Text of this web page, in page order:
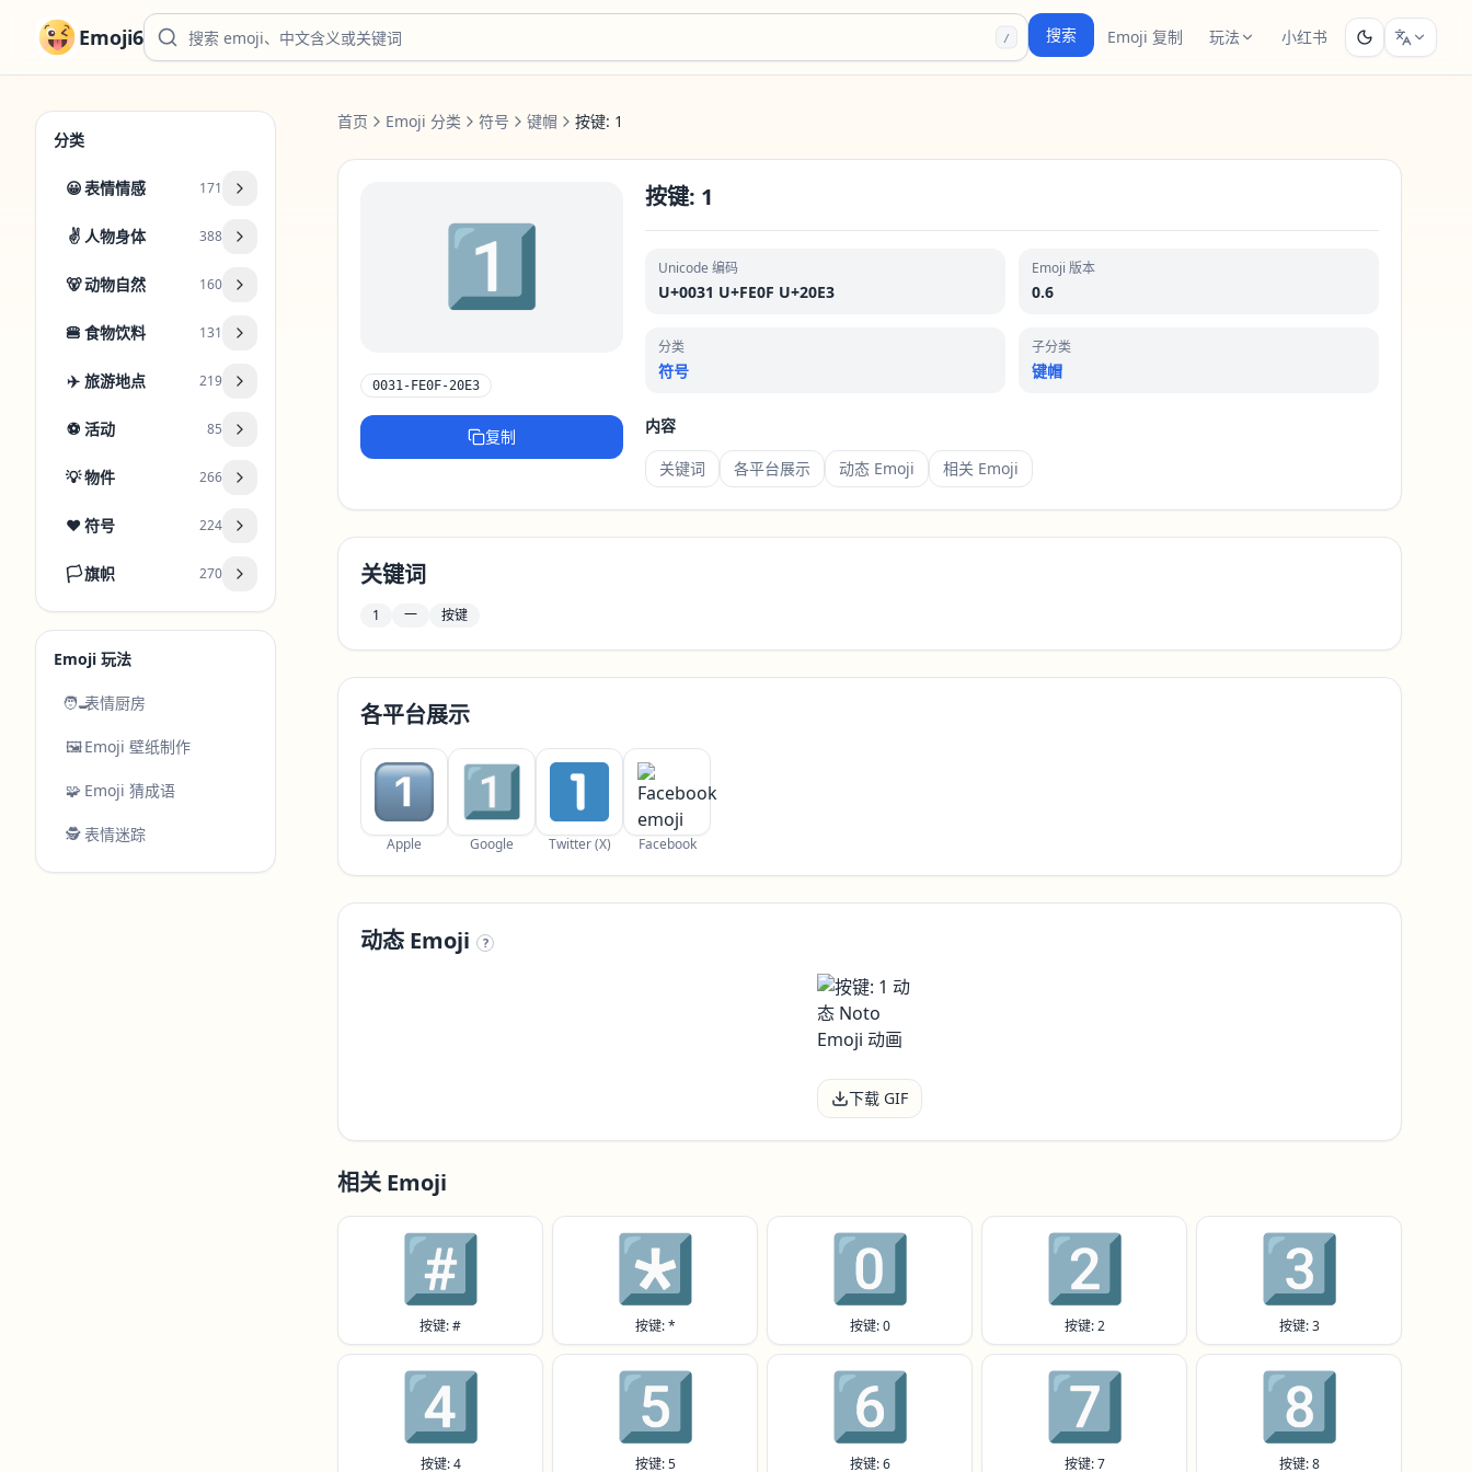
Emoji6 / 搜索 Emoji 复制 玩法 小红书
分类
😀表情情感 171
✌️ 人物身体 388
🐻动物自然 160
🍔 食物饮料 131
✈️ 旅游地点 219
⚽ 活动 85
💡物件 266
❤️符号 224
🏳️旗帜 270
Emoji 玩法
🧑‍🍳表情厨房
🖼️Emoji 壁纸制作
🧩 Emoji 猜成语
🕵️ 表情迷踪
首页 Emoji 分类 符号 键帽 按键: 1
1️⃣
0031-FE0F-20E3
复制
按键: 1
Unicode 编码
U+0031 U+FE0F U+20E3
Emoji 版本
0.6
分类
符号
子分类
键帽
内容
关键词 各平台展示 动态 Emoji 相关 Emoji
关键词
1 一 按键
各平台展示
Apple Google Twitter (X) Facebook
动态 Emoji ?
下载 GIF
相关 Emoji
#️⃣
按键: #
*️⃣
按键: *
0️⃣
按键: 0
2️⃣
按键: 2
3️⃣
按键: 3
4️⃣
按键: 4
5️⃣
按键: 5
6️⃣
按键: 6
7️⃣
按键: 7
8️⃣
按键: 8